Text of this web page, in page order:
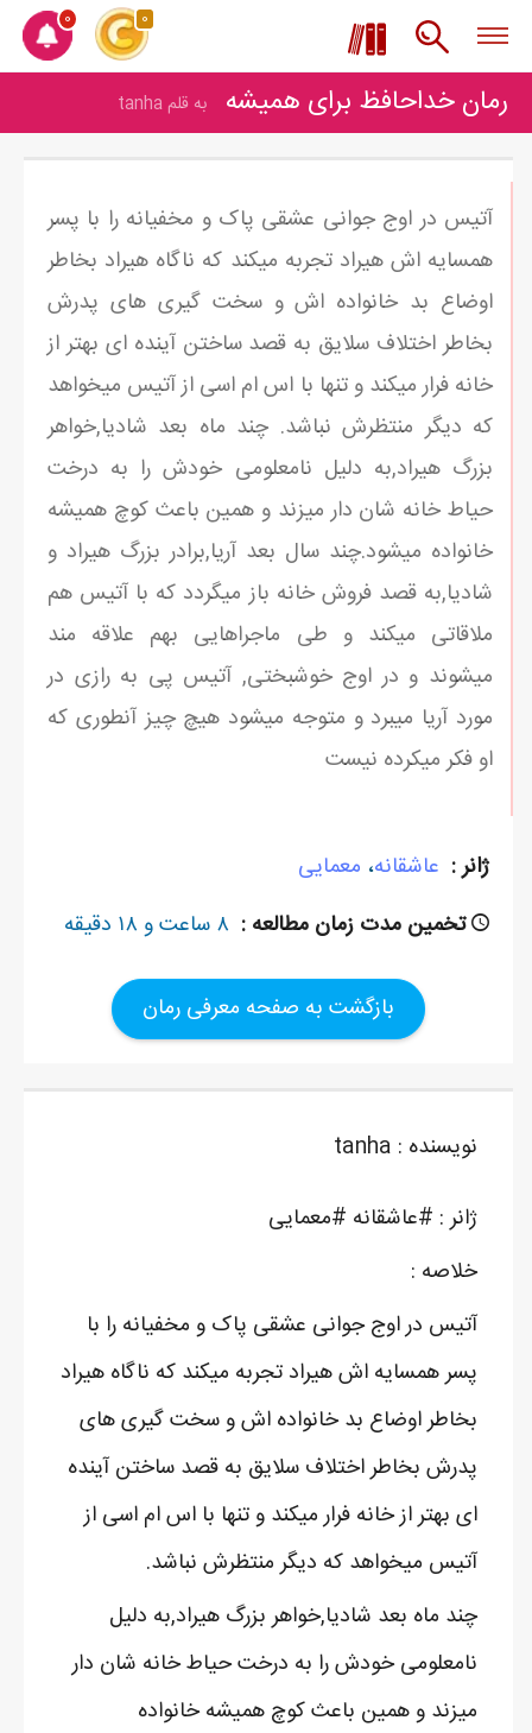
0 0
رمان خداحافظ برای همیشه به قلم tanha
آتیس در اوج جوانی عشقی پاک و مخفیانه را با پسر
همسایه اش هیراد تجربه میکند که ناگاه هیراد بخاطر
اوضاع بد خانواده اش و سخت گیری های پدرش
بخاطر اختلاف سلایق به قصد ساختن آینده ای بهتر از
خانه فرار میکند و تنها با اس ام اسی از آتیس میخواهد
که دیگر منتظرش نباشد. چند ماه بعد شادیا,خواهر
بزرگ هیراد,به دلیل نامعلومی خودش را به درخت
حیاط خانه شان دار میزند و همین باعث کوچ همیشه
خانواده میشود.چند سال بعد آریا,برادر بزرگ هیراد و
شادیا,به قصد فروش خانه باز میگردد که با آتیس هم
ملاقاتی میکند و طی ماجراهایی بهم علاقه مند
میشوند و در اوج خوشبختی, آتیس پی به رازی در
مورد آریا میبرد و متوجه میشود هیچ چیز آنطوری که
او فکر میکرده نیست
ژانر : عاشقانه، معمایی
تخمین مدت زمان مطالعه : ۸ ساعت و ۱۸ دقیقه
بازگشت به صفحه معرفی رمان
نویسنده : tanha
ژانر : #عاشقانه #معمایی
خلاصه :
آتیس در اوج جوانی عشقی پاک و مخفیانه را با
پسر همسایه اش هیراد تجربه میکند که ناگاه هیراد
بخاطر اوضاع بد خانواده اش و سخت گیری های
پدرش بخاطر اختلاف سلایق به قصد ساختن آینده
ای بهتر از خانه فرار میکند و تنها با اس ام اسی از
آتیس میخواهد که دیگر منتظرش نباشد.
چند ماه بعد شادیا,خواهر بزرگ هیراد,به دلیل
نامعلومی خودش را به درخت حیاط خانه شان دار
میزند و همین باعث کوچ همیشه خانواده